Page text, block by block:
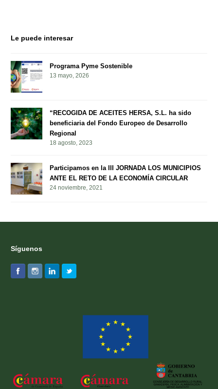
Le puede interesar
Programa Pyme Sostenible
13 mayo, 2026
“RECOGIDA DE ACEITES HERSA, S.L. ha sido
beneficiaria del Fondo Europeo de Desarrollo
Regional
18 agosto, 2023
Participamos en la III JORNADA LOS MUNICIPIOS
ANTE EL RETO DE LA ECONOMÍA CIRCULAR
24 noviembre, 2021
Síguenos